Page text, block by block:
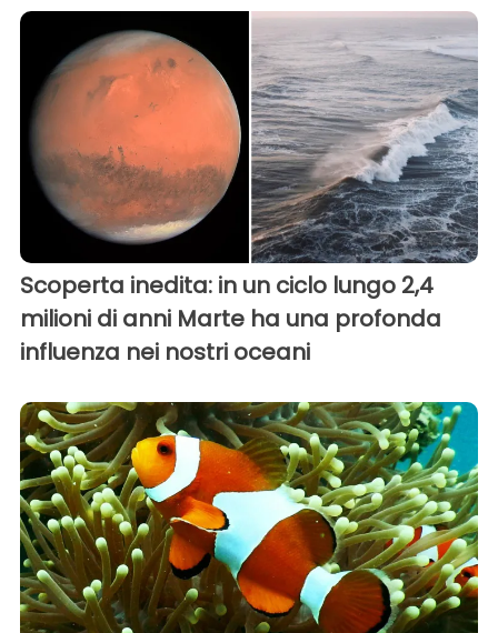
Scoperta inedita: in un ciclo lungo 2,4
milioni di anni Marte ha una profonda
influenza nei nostri oceani